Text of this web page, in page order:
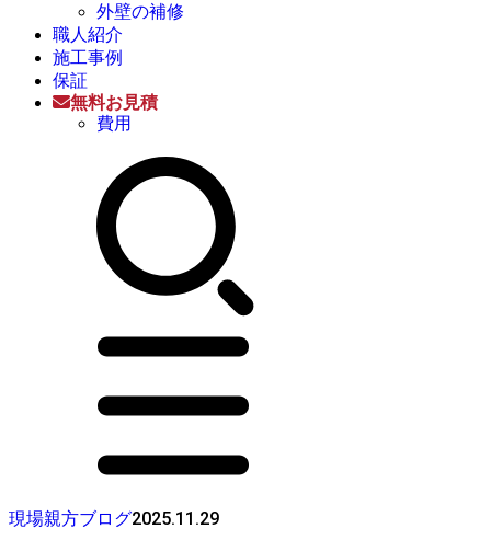
外壁の補修
職人紹介
施工事例
保証
無料お見積
費用
現場親方ブログ2025.11.29